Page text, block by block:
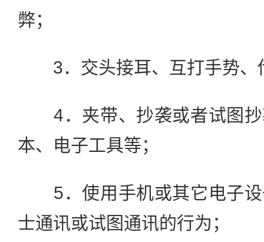
弊；
3．交头接耳、互打手势、
4．夹带、抄袭或者试图抄
本、电子工具等；
5．使用手机或其它电子设
士通讯或试图通讯的行为；